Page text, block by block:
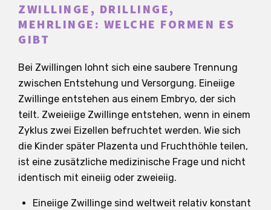
ZWILLINGE, DRILLINGE,
MEHRLINGE: WELCHE FORMEN ES
GIBT
Bei Zwillingen lohnt sich eine saubere Trennung
zwischen Entstehung und Versorgung. Eineiige
Zwillinge entstehen aus einem Embryo, der sich
teilt. Zweieiige Zwillinge entstehen, wenn in einem
Zyklus zwei Eizellen befruchtet werden. Wie sich
die Kinder später Plazenta und Fruchthöhle teilen,
ist eine zusätzliche medizinische Frage und nicht
identisch mit eineiig oder zweieiig.
Eineiige Zwillinge sind weltweit relativ konstant